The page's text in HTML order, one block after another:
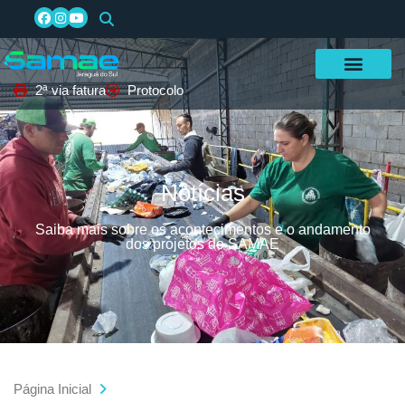
2ª via fatura Protocolo
Notícias
Saiba mais sobre os acontecimentos e o andamento
dos projetos do SAMAE
Página Inicial